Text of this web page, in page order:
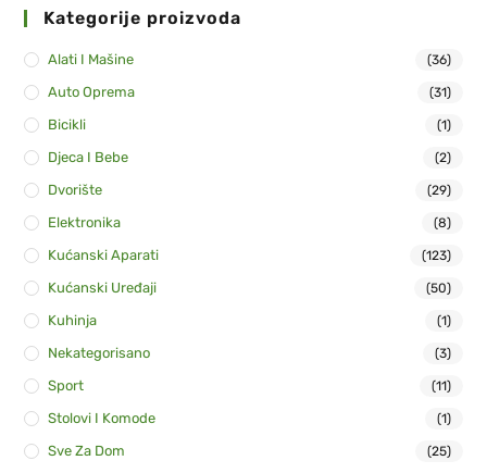
Kategorije proizvoda
Alati I Mašine (36)
Auto Oprema (31)
Bicikli (1)
Djeca I Bebe (2)
Dvorište (29)
Elektronika (8)
Kućanski Aparati (123)
Kućanski Uređaji (50)
Kuhinja (1)
Nekategorisano (3)
Sport (11)
Stolovi I Komode (1)
Sve Za Dom (25)